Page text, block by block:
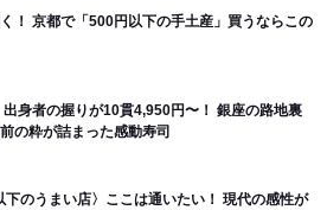
！ 京都で「500円以下の手土産」買うならこの
出身者の握りが10貫4,950円〜！ 銀座の路地裏
の粋が詰まった感動寿司
下のうまい店〉ここは通いたい！ 現代の感性が